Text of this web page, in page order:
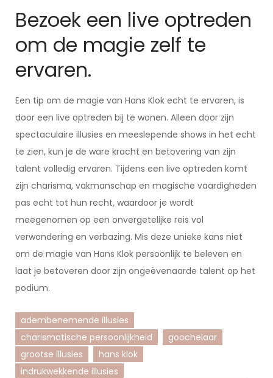
Bezoek een live optreden
om de magie zelf te
ervaren.
Een tip om de magie van Hans Klok echt te ervaren, is
door een live optreden bij te wonen. Alleen door zijn
spectaculaire illusies en meeslepende shows in het echt
te zien, kun je de ware kracht en betovering van zijn
talent volledig ervaren. Tijdens een live optreden komt
zijn charisma, vakmanschap en magische vaardigheden
pas echt tot hun recht, waardoor je wordt
meegenomen op een onvergetelijke reis vol
verwondering en verbazing. Mis deze unieke kans niet
om de magie van Hans Klok persoonlijk te beleven en
laat je betoveren door zijn ongeëvenaarde talent op het
podium.
adembenemende illusies
charismatische persoonlijkheid
goochelaar
grootse illusies
hans klok
indrukwekkende illusies